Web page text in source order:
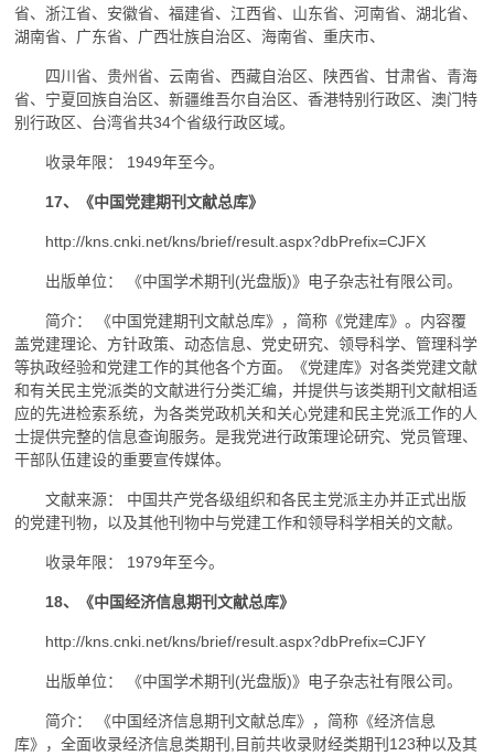
省、浙江省、安徽省、福建省、江西省、山东省、河南省、湖北省、
湖南省、广东省、广西壮族自治区、海南省、重庆市、
四川省、贵州省、云南省、西藏自治区、陕西省、甘肃省、青海
省、宁夏回族自治区、新疆维吾尔自治区、香港特别行政区、澳门特
别行政区、台湾省共34个省级行政区域。
收录年限： 1949年至今。
17、《中国党建期刊文献总库》
http://kns.cnki.net/kns/brief/result.aspx?dbPrefix=CJFX
出版单位： 《中国学术期刊(光盘版)》电子杂志社有限公司。
简介： 《中国党建期刊文献总库》，简称《党建库》。内容覆
盖党建理论、方针政策、动态信息、党史研究、领导科学、管理科学
等执政经验和党建工作的其他各个方面。《党建库》对各类党建文献
和有关民主党派类的文献进行分类汇编，并提供与该类期刊文献相适
应的先进检索系统，为各类党政机关和关心党建和民主党派工作的人
士提供完整的信息查询服务。是我党进行政策理论研究、党员管理、
干部队伍建设的重要宣传媒体。
文献来源： 中国共产党各级组织和各民主党派主办并正式出版
的党建刊物，以及其他刊物中与党建工作和领导科学相关的文献。
收录年限： 1979年至今。
18、《中国经济信息期刊文献总库》
http://kns.cnki.net/kns/brief/result.aspx?dbPrefix=CJFY
出版单位： 《中国学术期刊(光盘版)》电子杂志社有限公司。
简介： 《中国经济信息期刊文献总库》，简称《经济信息
库》，全面收录经济信息类期刊,目前共收录财经类期刊123种以及其